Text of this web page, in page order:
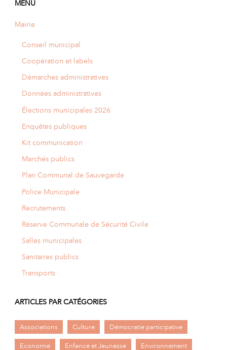
MENU
Mairie
Conseil municipal
Coopération et labels
Démarches administratives
Données administratives
Élections municipales 2026
Enquêtes publiques
Kit communication
Marchés publics
Plan Communal de Sauvegarde
Police Municipale
Recrutements
Réserve Communale de Sécurité Civile
Salles municipales
Sanitaires publics
Transports
ARTICLES PAR CATÉGORIES
Associations Culture Démocratie participative
Economie Enfance et Jeunesse Environnement